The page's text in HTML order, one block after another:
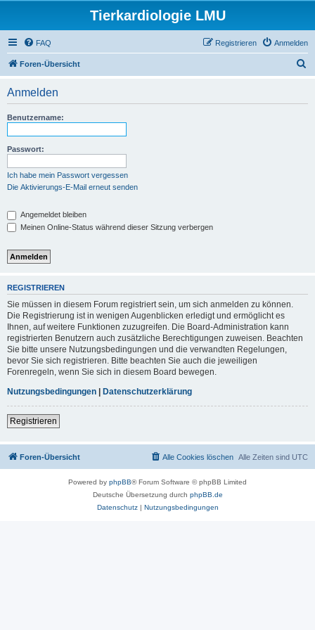
Tierkardiologie LMU
FAQ Anmelden
Registrieren
Foren-Übersicht
Anmelden
Benutzername:
Passwort:
Ich habe mein Passwort vergessen
Die Aktivierungs-E-Mail erneut senden
Angemeldet bleiben
Meinen Online-Status während dieser Sitzung verbergen
REGISTRIEREN
Sie müssen in diesem Forum registriert sein, um sich anmelden zu können.
Die Registrierung ist in wenigen Augenblicken erledigt und ermöglicht es
Ihnen, auf weitere Funktionen zuzugreifen. Die Board-Administration kann
registrierten Benutzern auch zusätzliche Berechtigungen zuweisen. Beachten
Sie bitte unsere Nutzungsbedingungen und die verwandten Regelungen,
bevor Sie sich registrieren. Bitte beachten Sie auch die jeweiligen
Forenregeln, wenn Sie sich in diesem Board bewegen.
Nutzungsbedingungen | Datenschutzerklärung
Registrieren
Foren-Übersicht Alle Zeiten sind UTC
Alle Cookies löschen
Powered by phpBB® Forum Software © phpBB Limited
Deutsche Übersetzung durch phpBB.de
Datenschutz| Nutzungsbedingungen